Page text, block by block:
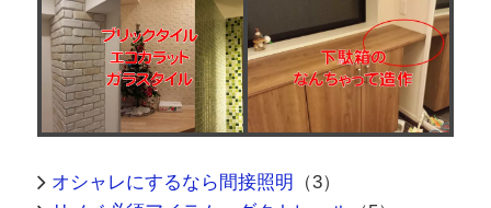
オシャレにするなら間接照明 （3）